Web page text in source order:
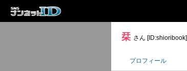
栞 さん [ID:shioribook]
プロフィール